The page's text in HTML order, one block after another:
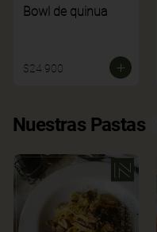
Bowl de quinua
$24.900
Nuestras Pastas